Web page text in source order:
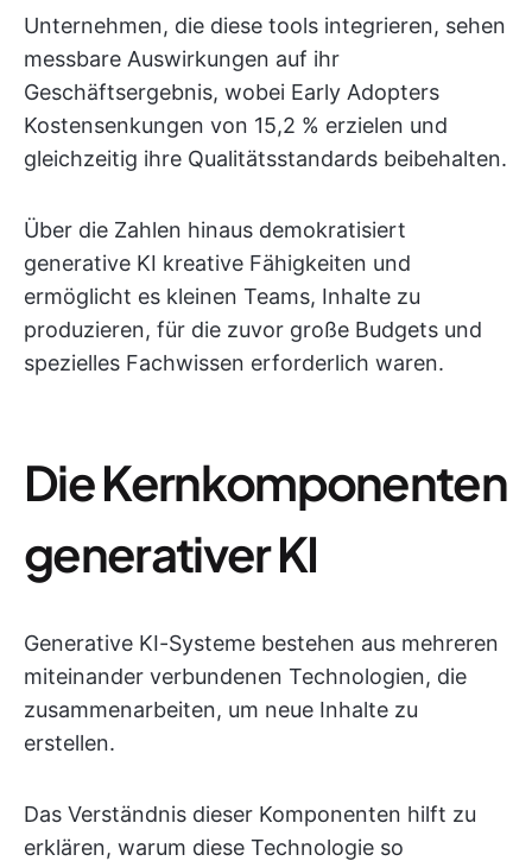
Unternehmen, die diese tools integrieren, sehen
messbare Auswirkungen auf ihr
Geschäftsergebnis, wobei Early Adopters
Kostensenkungen von 15,2 % erzielen und
gleichzeitig ihre Qualitätsstandards beibehalten.
Über die Zahlen hinaus demokratisiert
generative KI kreative Fähigkeiten und
ermöglicht es kleinen Teams, Inhalte zu
produzieren, für die zuvor große Budgets und
spezielles Fachwissen erforderlich waren.
Die Kernkomponenten
generativer KI
Generative KI-Systeme bestehen aus mehreren
miteinander verbundenen Technologien, die
zusammenarbeiten, um neue Inhalte zu
erstellen.
Das Verständnis dieser Komponenten hilft zu
erklären, warum diese Technologie so